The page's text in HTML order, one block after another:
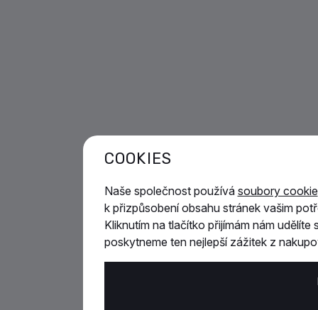
COOKIES
Naše společnost používá soubory cookie
k přizpůsobení obsahu stránek vašim
Kliknutím na tlačítko přijímám nám
poskytneme ten nejlepší zážitek z